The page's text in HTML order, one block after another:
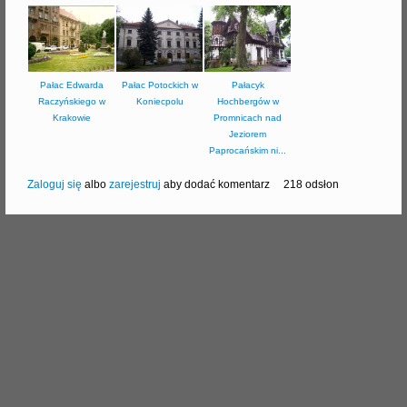
Pałac Edwarda
Raczyńskiego w
Krakowie
Pałac Potockich w
Koniecpolu
Pałacyk
Hochbergów w
Promnicach nad
Jeziorem
Paprocańskim ni...
Zaloguj się albo zarejestruj aby dodać komentarz 218 odsłon